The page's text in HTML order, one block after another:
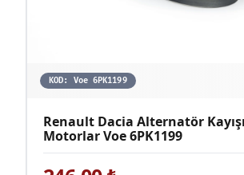
KOD: Voe 6PK1199
Renault Dacia Alternatör
Motorlar Voe 6PK1199